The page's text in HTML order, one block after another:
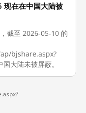
在在中国大陆被
截至 2026-05-10 的
bjshare.aspx?
大陆未被屏蔽。